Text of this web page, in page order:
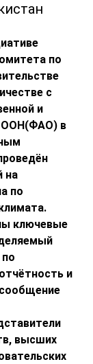
по
с
и
ООН(ФАО) в
на
по
ключевые
и
высших